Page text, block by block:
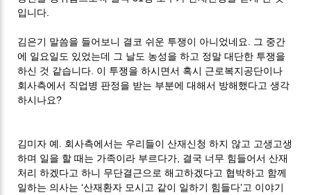
입니다.
김은기 말씀을 들어보니 결코 쉬운 투쟁이 아니었네요. 그 중간
에 일요일도 있었는데 그 날도 농성을 하고 정말 대단한 투쟁을
하신 것 같습니다. 이 투쟁을 하시면서 혹시 근로복지공단이나
회사측에서 직업병 판정을 받는 부분에 대해서 방해했다고 생각
하시나요?
김미자 예. 회사측에서는 우리들이 산재신청 하지 않고 고생고생
하며 일을 할 때는 가족이라 부르다가, 결국 너무 힘들어서 산재
처리 하겠다고 하니 무단결근으로 해고하겠다고 협박하고 함께
일하는 의사는 ‘산재환자 모시고 같이 일하기 힘들다’고 이야기